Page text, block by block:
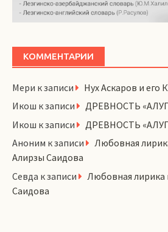
КОММЕНТАРИИ
Мери к записи
Нух Аскаров и его
Икош к записи
ДРЕВНОСТЬ
Икош к записи
ДРЕВНОСТЬ
Аноним к записи
Любовная
Алирзы Саидова
Севда к записи
Любовная лирика
Саидова